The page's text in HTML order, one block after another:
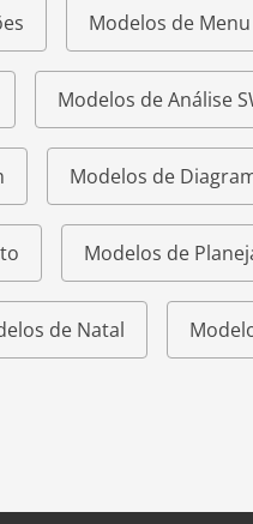
Modelos de Menu
Modelos de Análise
Modelos de
Modelos de
de Natal